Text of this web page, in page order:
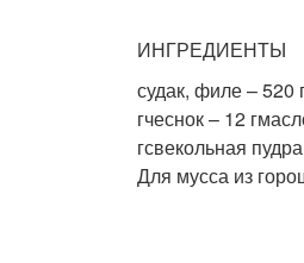
ИНГРЕДИЕНТЫ
судак, филе – 520
гчеснок – 12
гсвекольная
Для мусса из